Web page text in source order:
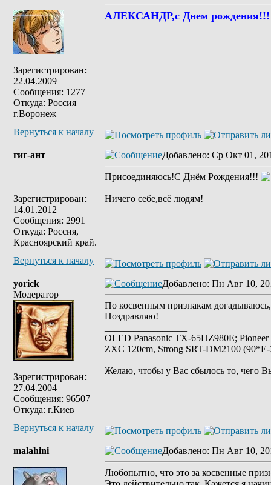
Зарегистрирован:
22.04.2009
Сообщения: 1277
Откуда: Россия
г.Воронеж
АЛЕКСАНДР,с Днем рождения!!!
Вернуться к началу
гиг-ант
Зарегистрирован:
14.01.2012
Сообщения: 2991
Откуда: Россия,
Красноярский край.
Добавлено: Ср Окт 01,
Присоединяюсь!С Днём Рождения!!!
Ничего себе,всё людям!
Вернуться к началу
yorick
Модератор
Зарегистрирован:
27.04.2004
Сообщения: 96507
Откуда: г.Киев
Добавлено: Пн Авг 10,
По косвенным признакам
Поздравляю!
OLED Panasonic TX-65HZ980E;
ZXC 120cm, Strong SRT-DM2100
Желаю, чтобы у Вас сбылось то, чего
Вернуться к началу
malahini Добавлено: Пн Авг 10,
Любопытно, что это за косвенные